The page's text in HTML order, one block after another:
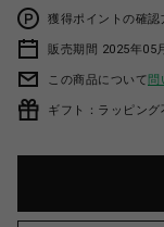
獲得ポイントの確認
販売期間 2025年05
この商品について問
ギフト：ラッピング